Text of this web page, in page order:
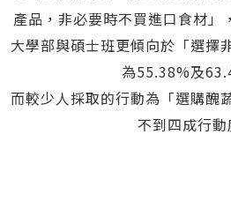
產品，非必要時不買進口食材
大學部與碩士班更傾向於「選擇
為55.38%及
而較少人採取的行動為「選購醜
不到四成行動